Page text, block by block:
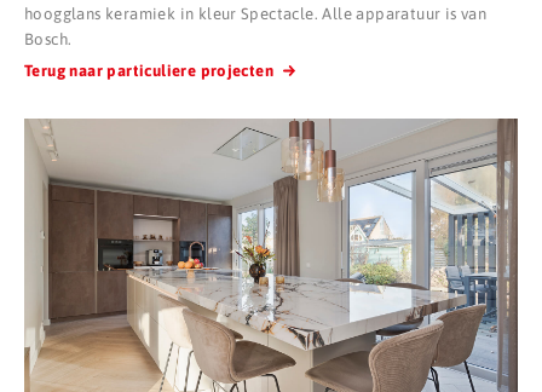
hoogglans keramiek in kleur Spectacle. Alle apparatuur is van
Bosch.
Terug naar particuliere projecten